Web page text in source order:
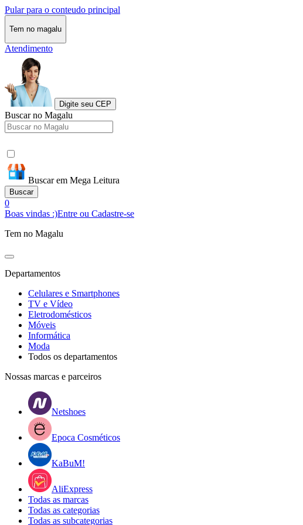
Pular para o conteudo principal
Tem no magalu
Atendimento
Digite seu CEP
Buscar no Magalu
Buscar em Mega Leitura
Buscar
0
Boas vindas :)Entre ou Cadastre-se
Tem no Magalu
Departamentos
Celulares e Smartphones
TV e Vídeo
Eletrodomésticos
Móveis
Informática
Moda
Todos os departamentos
Nossas marcas e parceiros
Netshoes
Epoca Cosméticos
KaBuM!
AliExpress
Todas as marcas
Todas as categorias
Todas as subcategorias